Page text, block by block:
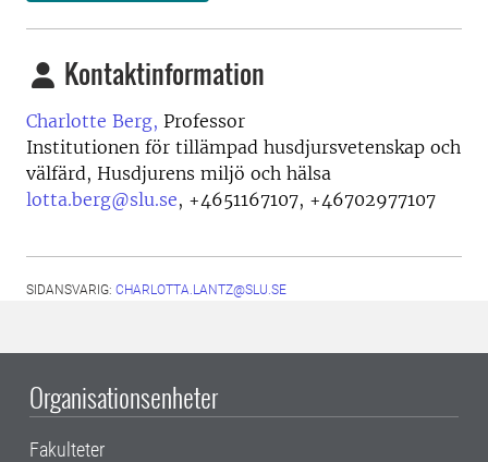
Kontaktinformation
Charlotte Berg, Professor
Institutionen för tillämpad husdjursvetenskap och
välfärd, Husdjurens miljö och hälsa
lotta.berg@slu.se, +4651167107, +46702977107
SIDANSVARIG: CHARLOTTA.LANTZ@SLU.SE
Organisationsenheter
Fakulteter